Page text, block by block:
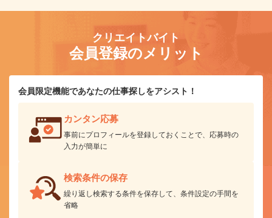
クリエイトバイト
会員登録のメリット
会員限定機能であなたの仕事探しをアシスト！
カンタン応募
事前にプロフィールを登録しておくことで、応募時の
入力が簡単に
検索条件の保存
繰り返し検索する条件を保存して、条件設定の手間を
省略